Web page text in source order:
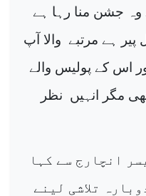
وہ جشن منا رہا ہے
پیر ہے مرتبے والا آپ
اس کے پولیس والے
مگر انہیں نظر
انچارج سے کہا
تلاشی لینے